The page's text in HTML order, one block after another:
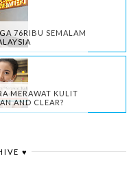
76RIBU SEMALAM
MERAWAT KULIT
AND CLEAR?
♥